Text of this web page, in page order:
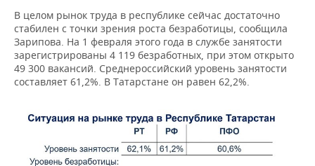
В целом рынок труда в республике сейчас достаточно
стабилен с точки зрения роста безработицы, сообщила
Зарипова. На 1 февраля этого года в службе занятости
зарегистрированы 4 119 безработных, при этом открыто
49 300 вакансий. Среднероссийский уровень занятости
составляет 61,2%. В Татарстане он равен 62,2%.